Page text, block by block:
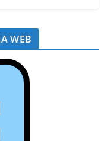
WEB